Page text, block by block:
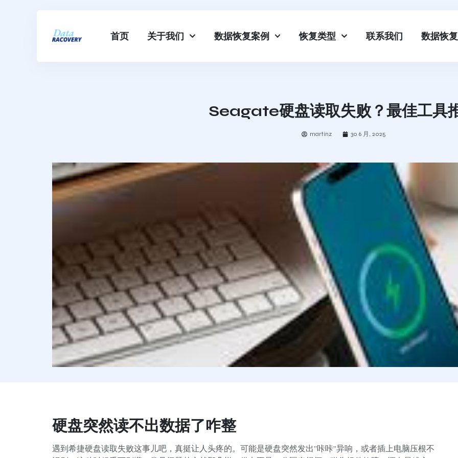
首页 关于我们 数据恢复案例 恢复类型 联系我们 数据恢
Seagate硬盘读取失败？最佳工具
martinz 30 6 月, 2025
硬盘突然读不出数据了咋整
遇到希捷硬盘读取失败这事儿吧，真挺让人头疼的。可能是硬盘突然发出”咔咔”异响，或者插上电脑压根不